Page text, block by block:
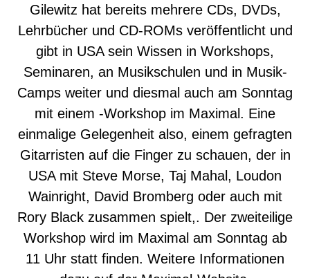
Gilewitz hat bereits mehrere CDs, DVDs,
Lehrbücher und CD-ROMs veröffentlicht und
gibt in USA sein Wissen in Workshops,
Seminaren, an Musikschulen und in Musik-
Camps weiter und diesmal auch am Sonntag
mit einem -Workshop im Maximal. Eine
einmalige Gelegenheit also, einem gefragten
Gitarristen auf die Finger zu schauen, der in
USA mit Steve Morse, Taj Mahal, Loudon
Wainright, David Bromberg oder auch mit
Rory Black zusammen spielt,. Der zweiteilige
Workshopwird im Maximal am Sonntag ab
11 Uhr statt finden. Weitere Informationen